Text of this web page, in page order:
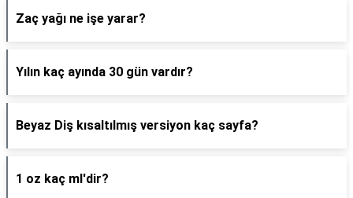
Zaç yağı ne işe yarar?
Yılın kaç ayında 30 gün vardır?
Beyaz Diş kısaltılmış versiyon kaç sayfa?
1 oz kaç ml'dir?